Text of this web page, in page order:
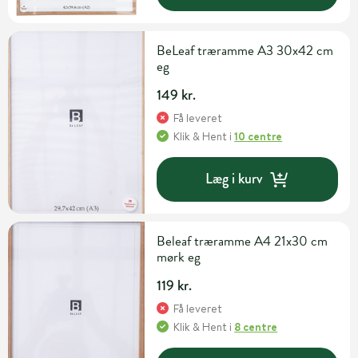
BeLeaf træramme A3 30x42 cm
eg
149 kr.
Få leveret
Klik & Hent i10 centre
Læg i kurv
Beleaf træramme A4 21x30 cm
mørk eg
119 kr.
Få leveret
Klik & Hent i 8 centre